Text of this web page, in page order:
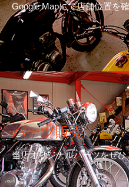
Google Mapにて店舗位置を
パーツ販売
当店オリジナルパーツをぜ